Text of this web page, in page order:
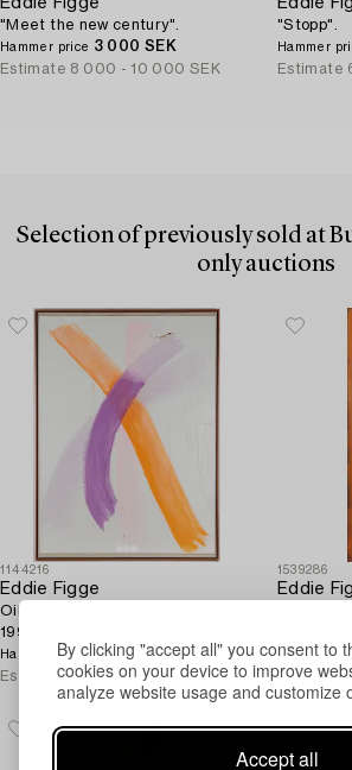
By clicking "accept all" you consent to
cookies on your device to improve
analyze website usage and customize
Accept all
Eddie Figge
"Meet the new century".
Hammer price 3 000 SEK
Estimate 8 000 - 10 000 SEK
Eddie
"Stopp".
Hammer
Estimate
Selection of previously sold at
only auctions
1144216
Eddie Figge
Oil on canvas, signed and dated
1991.
Hammer price 80 000 SEK
Estimate 25 000 SEK
1539286
Eddie